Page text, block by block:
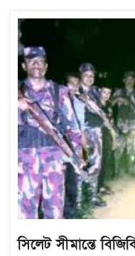
সিলেট সীমান্তে